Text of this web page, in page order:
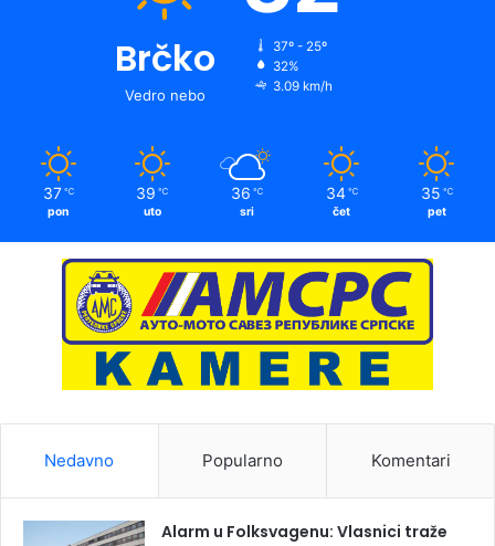
Brčko
Vedro nebo
37º - 25º
32%
3.09 km/h
37 ℃
pon
39 ℃
uto
36 ℃
sri
34 ℃
čet
35 ℃
pet
Nedavno Popularno Komentari
Alarm u Folksvagenu: Vlasnici traže